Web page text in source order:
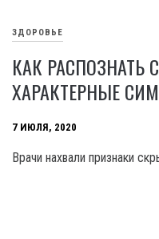
ЗДОРОВЬЕ
КАК
ХАРАКТЕРНЫЕ
7 ИЮЛЯ, 2020
Врачи нахвали признаки